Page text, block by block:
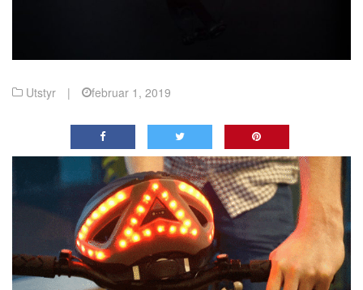
Utstyr | februar 1, 2019